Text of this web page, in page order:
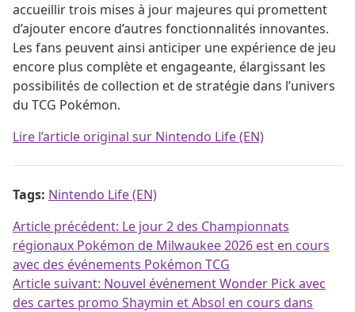
accueillir trois mises à jour majeures qui promettent
d’ajouter encore d’autres fonctionnalités innovantes.
Les fans peuvent ainsi anticiper une expérience de jeu
encore plus complète et engageante, élargissant les
possibilités de collection et de stratégie dans l’univers
du TCG Pokémon.
Lire l’article original sur Nintendo Life (EN)
Tags: Nintendo Life (EN)
Navigation de l’article
Article précédent: Le jour 2 des Championnats
régionaux Pokémon de Milwaukee 2026 est en cours
avec des événements Pokémon TCG
Article suivant: Nouvel événement Wonder Pick avec
des cartes promo Shaymin et Absol en cours dans